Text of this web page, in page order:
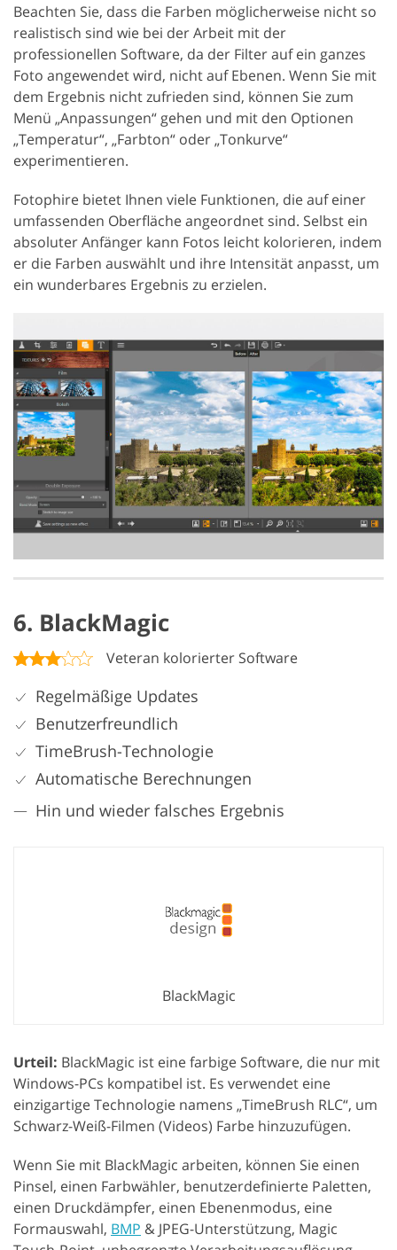
Beachten Sie, dass die Farben möglicherweise nicht so
realistisch sind wie bei der Arbeit mit der
professionellen Software, da der Filter auf ein ganzes
Foto angewendet wird, nicht auf Ebenen. Wenn Sie mit
dem Ergebnis nicht zufrieden sind, können Sie zum
Menü „Anpassungen“ gehen und mit den Optionen
„Temperatur“, „Farbton“ oder „Tonkurve“
experimentieren.
Fotophire bietet Ihnen viele Funktionen, die auf einer
umfassenden Oberfläche angeordnet sind. Selbst ein
absoluter Anfänger kann Fotos leicht kolorieren, indem
er die Farben auswählt und ihre Intensität anpasst, um
ein wunderbares Ergebnis zu erzielen.
6. BlackMagic
Veteran kolorierter Software
Regelmäßige Updates
Benutzerfreundlich
TimeBrush-Technologie
Automatische Berechnungen
Hin und wieder falsches Ergebnis
BlackMagic
Urteil: BlackMagic ist eine farbige Software, die nur mit
Windows-PCs kompatibel ist. Es verwendet eine
einzigartige Technologie namens „TimeBrush RLC“, um
Schwarz-Weiß-Filmen (Videos) Farbe hinzuzufügen.
Wenn Sie mit BlackMagic arbeiten, können Sie einen
Pinsel, einen Farbwähler, benutzerdefinierte Paletten,
einen Druckdämpfer, einen Ebenenmodus, eine
Formauswahl, BMP & JPEG-Unterstützung, Magic